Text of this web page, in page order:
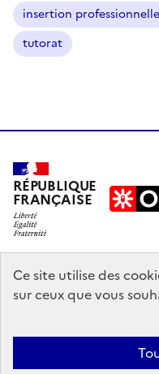
Ce site utilise des
sur ceux que vous
insertion
tutorat
RÉPUBLIQUE
FRANÇAISE
education.gouv.fr
enseignementsup-